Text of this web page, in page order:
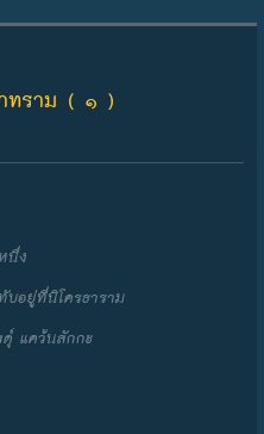
ทราม ( ๑ )
นึ่ง
บอยู่ที่นิโครธาราม
แคว้นสักกะ